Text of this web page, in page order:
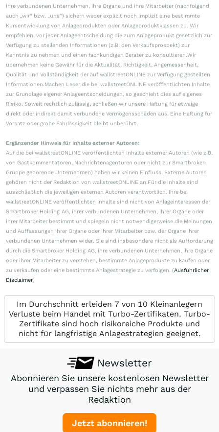
ihre verbundenen Unternehmen, ihre Organe und ihre Mitarbeiter (nachfolgend
auch „wir“ bzw. „uns“) sichern weder explizit noch implizit eine bestimmte
Kursentwicklung von Anlageprodukten oder Anlageproduktklassen zu. Wir
empfehlen, vor jeder Anlageentscheidung die zum Anlageprodukt gesetzlich zur
Verfügung zu stellenden Informationen (z.B. den Verkaufsprospekt) zur
Kenntnis zu nehmen und einen fachkundigen Berater zu konsultieren.Wir
übernehmen keine Gewähr für die Aktualität, Richtigkeit, Angemessenheit,
Qualität und Vollständigkeit der auf wallstreetONLINE zur Verfügung gestellten
Informationen.Machen Leser die bei wallstreetONLINE veröffentlichten Inhalte
zur Grundlage eigener Anlageentscheidungen, so geschieht dies auf eigenes
Risiko. Soweit rechtlich zulässig, schließen wir unsere Haftung für etwaige
direkt oder indirekt damit verbundene Vermögensschäden aus. Eine Haftung für
Vorsatz oder grobe Fahrlässigkeit bleibt unberührt.
Ergänzender Hinweis für Inhalte externer Autoren:
Auf die bei wallstreetONLINE veröffentlichten Inhalte externer Autoren (wie z.B.
von Gastkommentatoren, Nachrichtenagenturen oder nicht zur Smartbroker-
Gruppe gehörende Unternehmen) haben wir keinen Einfluss. Externe Autoren
gehören nicht der Redaktion von wallstreetONLINE an.Für die Inhalte sind
ausschließlich die jeweiligen externen Autoren verantwortlich. Ihre bei
wallstreetONLINE veröffentlichten Inhalte sind nicht von Anlageinteressen der
Smartbroker Holding AG, ihrer verbundenen Unternehmen, ihrer Organe oder
ihrer Mitarbeiter bestimmt und spiegeln nicht notwendigerweise die Meinungen
und Auffassungen ihrer Organe oder ihrer Mitarbeiter bzw. der Organe ihrer
verbundenen Unternehmen wider. Sie sind insbesondere nicht als Aufforderung
durch die Smartbroker Holding AG, ihre verbundenen Unternehmen, ihre Organe
oder ihrer Mitarbeiter zu verstehen, bestimmte Anlageprodukte zu kaufen oder
zu verkaufen oder eine bestimmte Anlagestrategie zu verfolgen. (Ausführlicher
Disclaimer)
Im Durchschnitt erleiden 7 von 10 Kleinanlegern
Verluste beim Handel mit Turbo-Zertifikaten. Turbo-
Zertifikate sind hoch risikoreiche Produkte und
nicht für langfristige Anlagestrategien geeignet.
Newsletter
Abonnieren Sie unsere kostenlosen Newsletter
und verpassen Sie nichts mehr aus der
Redaktion
Jetzt abonnieren!